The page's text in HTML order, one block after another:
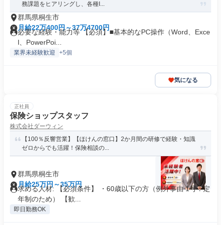
務課題をヒアリングし、各種I...
群馬県桐生市
月給22万400円～37万4700円
必要な経験・能力等 【必須】■基本的なPC操作（Word、Exce
l、PowerPoi...
業界未経験歓迎 +5個
気になる
正社員
保険ショップスタッフ
株式会社ダーウィン
【100％反響営業】【ほけんの窓口】2か月間の研修で経験・知識
ゼロからでも活躍！保険相談の...
群馬県桐生市
月給25万円～35万円
求める人材: 【必須条件】 ・60歳以下の方（例外事由 1号：定
年制のため） 【歓...
即日勤務OK